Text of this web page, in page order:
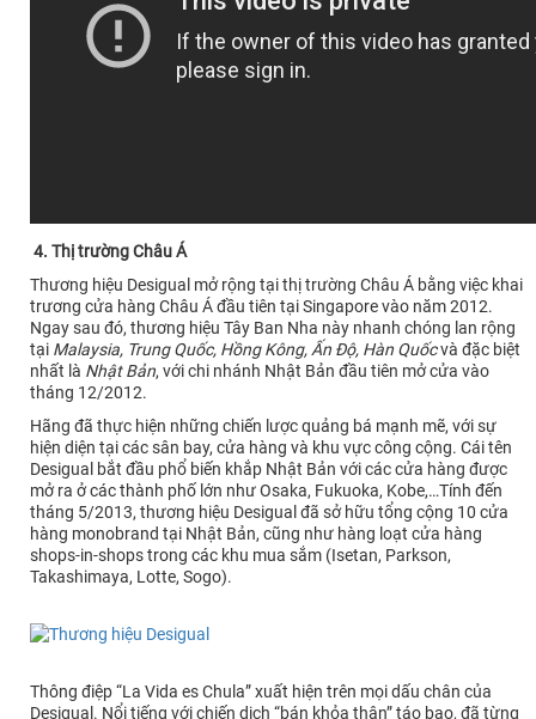
4. Thị trường Châu Á
Thương hiệu Desigual mở rộng tại thị trường Châu Á bằng việc khai
trương cửa hàng Châu Á đầu tiên tại Singapore vào năm 2012.
Ngay sau đó, thương hiệu Tây Ban Nha này nhanh chóng lan rộng
tại Malaysia, Trung Quốc, Hồng Kông, Ấn Độ, Hàn Quốcvà đặc biệt
nhất là Nhật Bản, với chi nhánh Nhật Bản đầu tiên mở cửa vào
tháng 12/2012.
Hãng đã thực hiện những chiến lược quảng bá mạnh mẽ, với sự
hiện diện tại các sân bay, cửa hàng và khu vực công cộng. Cái tên
Desigual bắt đầu phổ biến khắp Nhật Bản với các cửa hàng được
mở ra ở các thành phố lớn như Osaka, Fukuoka, Kobe,…Tính đến
tháng 5/2013, thương hiệu Desigual đã sở hữu tổng cộng 10 cửa
hàng monobrand tại Nhật Bản, cũng như hàng loạt cửa hàng
shops-in-shops trong các khu mua sắm (Isetan, Parkson,
Takashimaya, Lotte, Sogo).
Thông điệp “La Vida es Chula” xuất hiện trên mọi dấu chân của
Desigual. Nổi tiếng với chiến dịch “bán khỏa thân” táo bạo, đã từng